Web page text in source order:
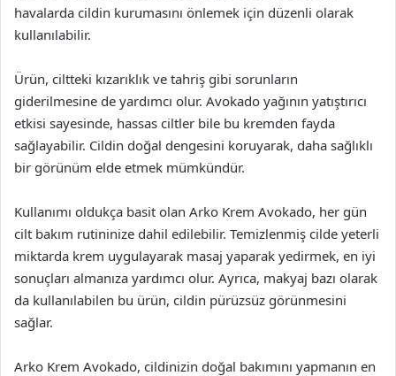
havalarda cildin kurumasını önlemek için düzenli olarak
kullanılabilir.
Ürün, ciltteki kızarıklık ve tahriş gibi sorunların
giderilmesine de yardımcı olur. Avokado yağının yatıştırıcı
etkisi sayesinde, hassas ciltler bile bu kremden fayda
sağlayabilir. Cildin doğal dengesini koruyarak, daha sağlıklı
bir görünüm elde etmek mümkündür.
Kullanımı oldukça basit olan Arko Krem Avokado, her gün
cilt bakım rutininize dahil edilebilir. Temizlenmiş cilde yeterli
miktarda krem uygulayarak masaj yaparak yedirmek, en iyi
sonuçları almanıza yardımcı olur. Ayrıca, makyaj bazı olarak
da kullanılabilen bu ürün, cildin pürüzsüz görünmesini
sağlar.
Arko Krem Avokado, cildinizin doğal bakımını yapmanın en